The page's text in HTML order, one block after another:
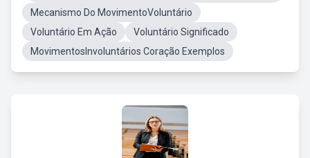
Mecanismo Do MovimentoVoluntário
Voluntário Em Ação
Voluntário Significado
MovimentosInvoluntários Coração Exemplos